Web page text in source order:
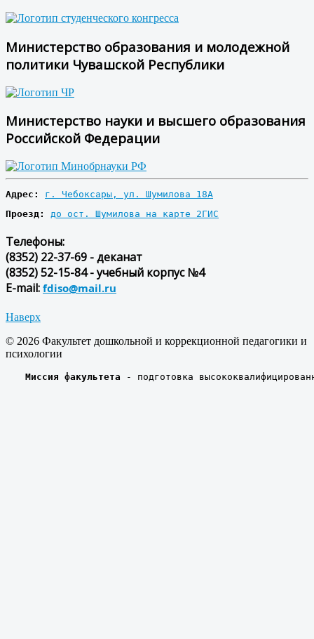
Министерство образования и молодежной
политики Чувашской Республики
Министерство науки и высшего образования
Российской Федерации
Адрес:
г. Чебоксары, ул. Шумилова 18А
Проезд:
до ост. Шумилова на карте 2ГИС
Телефоны:
(8352) 22-37-69 - деканат
(8352) 52-15-84 - учебный корпус №4
E-mail: fdiso@mail.ru
Наверх
© 2026 Факультет дошкольной и коррекционной педагогики и
психологии
Миссия факультета - подготовка